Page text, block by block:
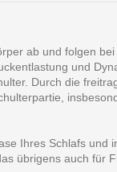
ab und folgen
und
Durch die
Ihres Schlafs und
übrigens auch für